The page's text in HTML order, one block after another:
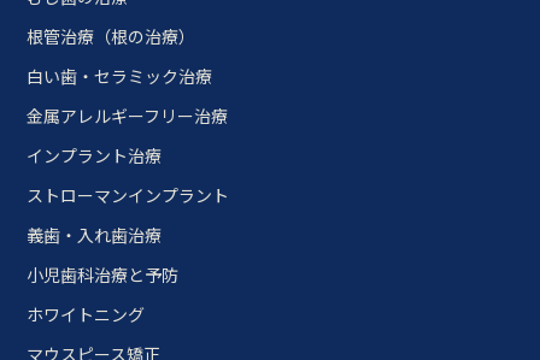
根管治療（根の治療）
白い歯・セラミック治療
金属アレルギーフリー治療
インプラント治療
ストローマンインプラント
義歯・入れ歯治療
小児歯科治療と予防
ホワイトニング
マウスピース矯正